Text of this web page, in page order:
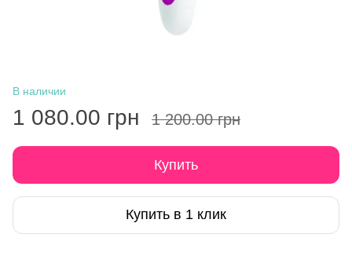
В наличии
1 080.00 грн 1 200.00 грн
Купить
Купить в 1 клик